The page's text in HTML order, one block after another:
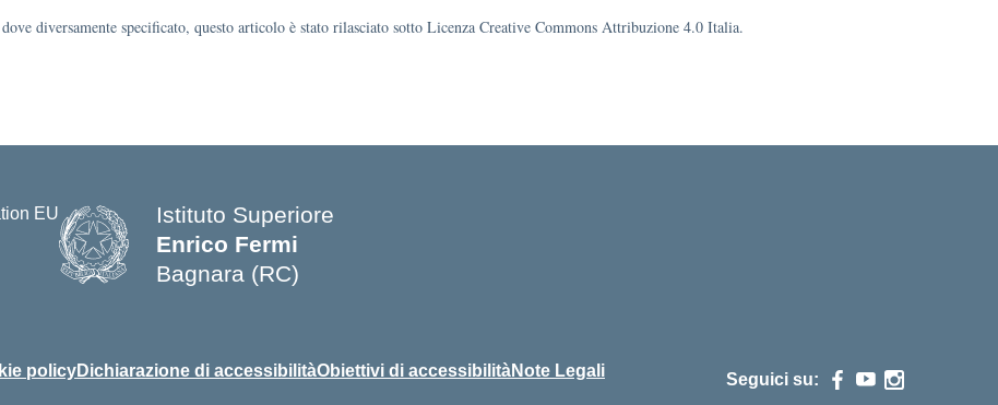
diversamente specificato, questo articolo è stato rilasciato sotto Licenza Creative Commons Attribuzione 4.0 Italia.
Istituto Superiore
Enrico Fermi
Bagnara (RC)
policyDichiarazione di accessibilitàObiettivi di accessibilitàNote Legali Seguici su: